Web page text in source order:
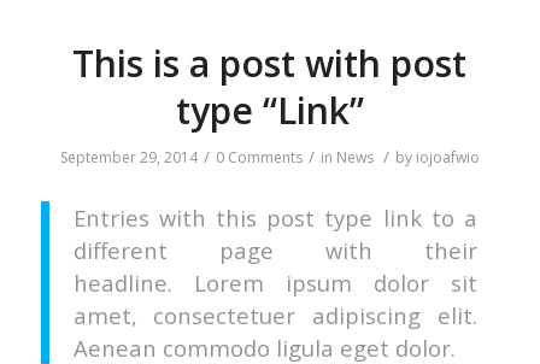
This is a post with post
type “Link”
September 29, 2014 / 0 Comments / in News / by iojoafwio
Entries with this post type link to a
different page with their
headline. Lorem ipsum dolor sit
amet, consectetuer adipiscing elit.
Aenean commodo ligula eget dolor.